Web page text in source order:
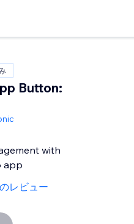
Button:
with
app
レビュー